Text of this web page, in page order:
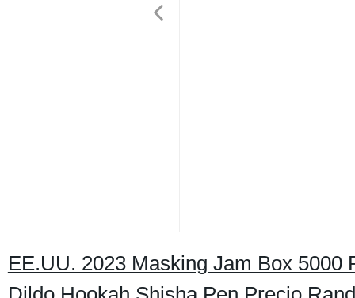
EE.UU. 2023 Masking Jam Box 5000